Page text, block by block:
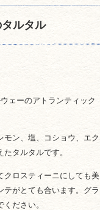
タルタル
ェーのアトランティック
モン、塩、コショウ、エク
タルタルです。
クロスティーニにしても美
がとても合います。グラ
ださい。